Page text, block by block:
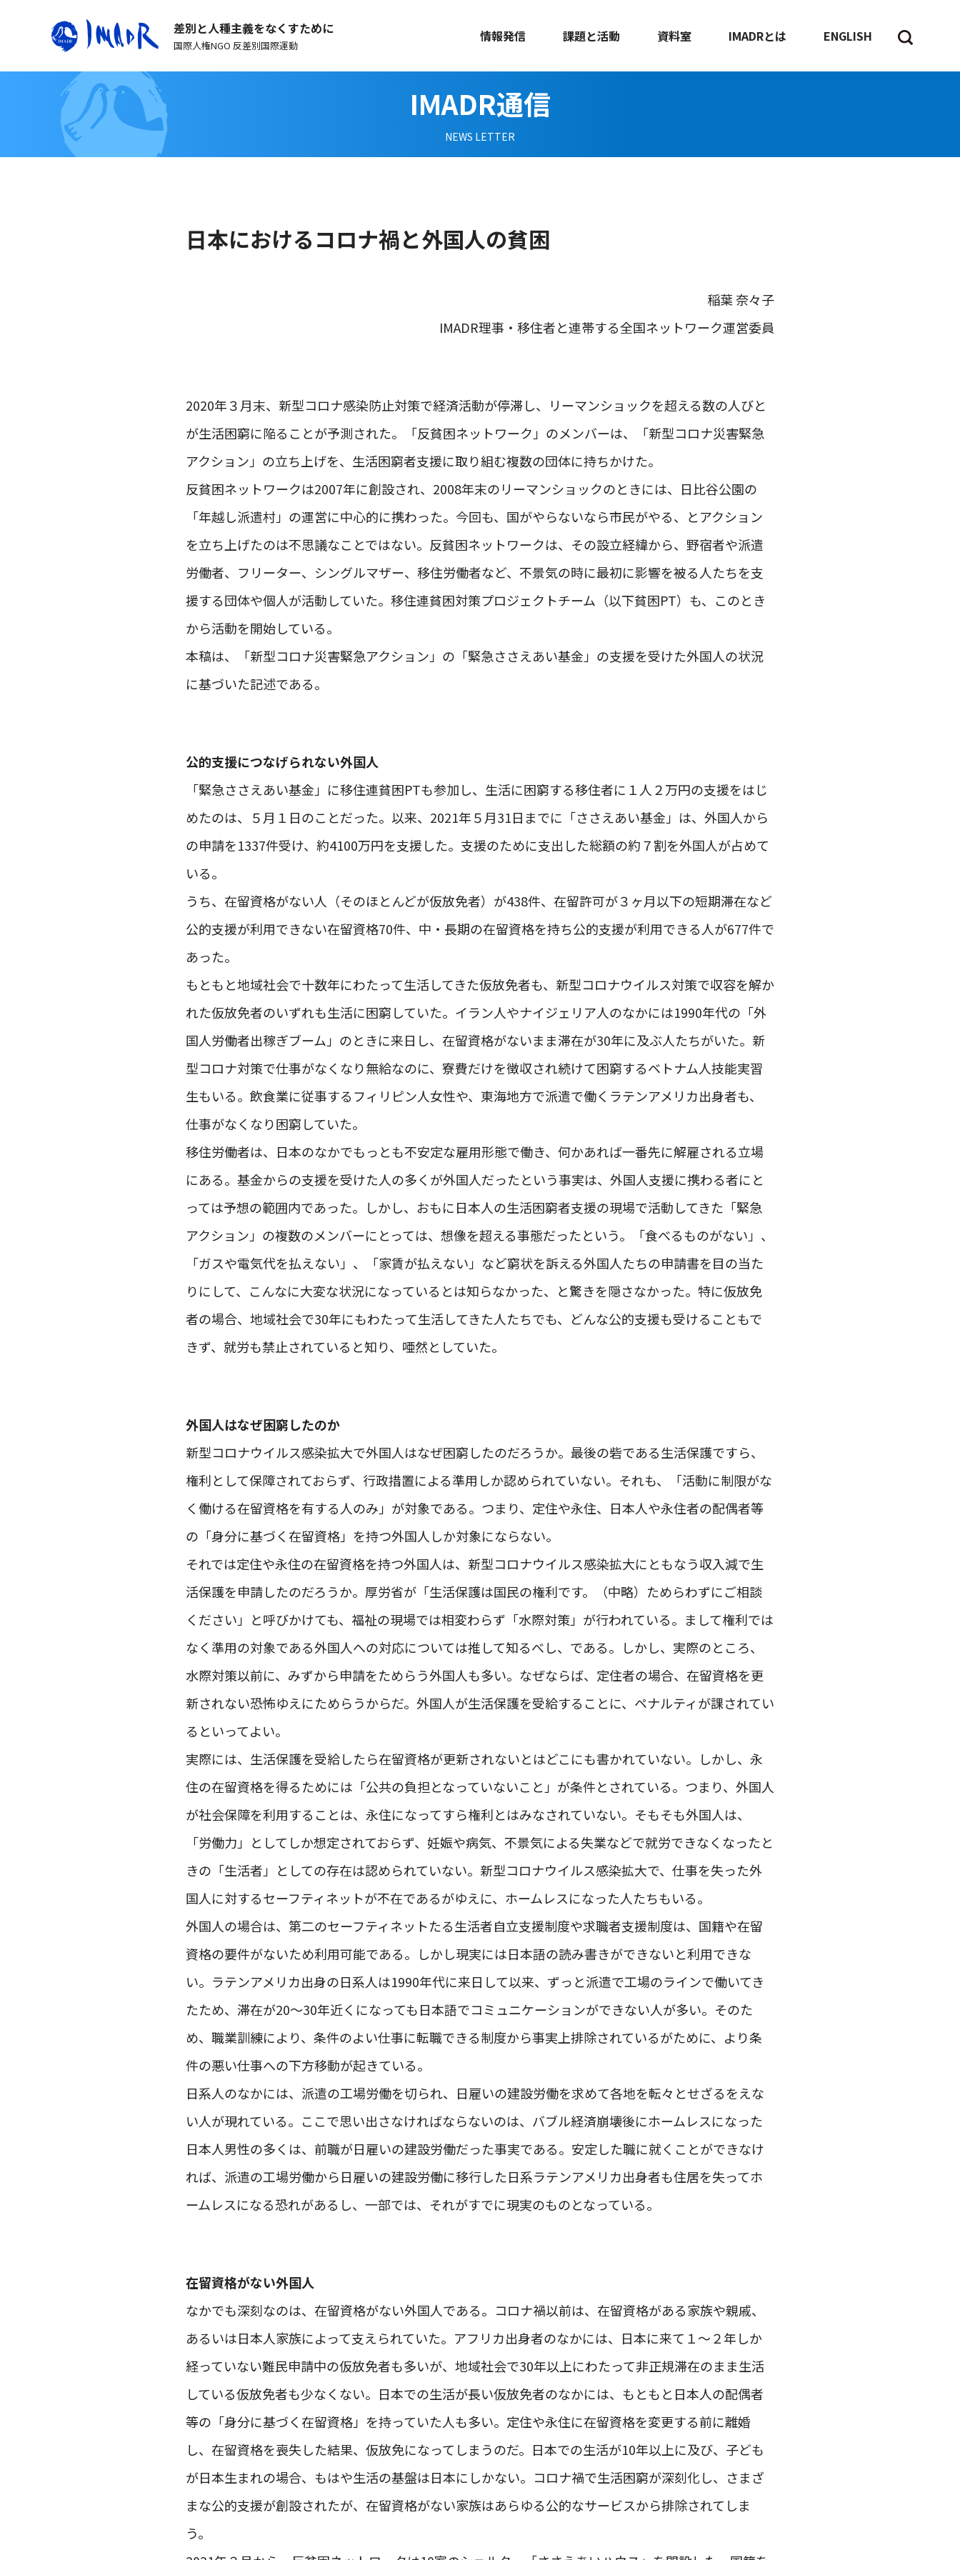
差別と人種主義をなくすために
国際人権NGO 反差別国際運動
情報発信 課題と活動 資料室 IMADRとは ENGLISH
IMADR通信
NEWS LETTER
日本におけるコロナ禍と外国人の貧困
稲葉 奈々子
IMADR理事・移住者と連帯する全国ネットワーク運営委員
2020年３月末、新型コロナ感染防止対策で経済活動が停滞し、リーマンショックを超える数の人びと
が生活困窮に陥ることが予測された。「反貧困ネットワーク」のメンバーは、「新型コロナ災害緊急
アクション」の立ち上げを、生活困窮者支援に取り組む複数の団体に持ちかけた。
反貧困ネットワークは2007年に創設され、2008年末のリーマンショックのときには、日比谷公園の
「年越し派遣村」の運営に中心的に携わった。今回も、国がやらないなら市民がやる、とアクション
を立ち上げたのは不思議なことではない。反貧困ネットワークは、その設立経緯から、野宿者や派遣
労働者、フリーター、シングルマザー、移住労働者など、不景気の時に最初に影響を被る人たちを支
援する団体や個人が活動していた。移住連貧困対策プロジェクトチーム（以下貧困PT）も、このとき
から活動を開始している。
本稿は、「新型コロナ災害緊急アクション」の「緊急ささえあい基金」の支援を受けた外国人の状況
に基づいた記述である。
公的支援につなげられない外国人
「緊急ささえあい基金」に移住連貧困PTも参加し、生活に困窮する移住者に１人２万円の支援をはじ
めたのは、５月１日のことだった。以来、2021年５月31日までに「ささえあい基金」は、外国人から
の申請を1337件受け、約4100万円を支援した。支援のために支出した総額の約７割を外国人が占めて
いる。
うち、在留資格がない人（そのほとんどが仮放免者）が438件、在留許可が３ヶ月以下の短期滞在など
公的支援が利用できない在留資格70件、中・長期の在留資格を持ち公的支援が利用できる人が677件で
あった。
もともと地域社会で十数年にわたって生活してきた仮放免者も、新型コロナウイルス対策で収容を解か
れた仮放免者のいずれも生活に困窮していた。イラン人やナイジェリア人のなかには1990年代の「外
国人労働者出稼ぎブーム」のときに来日し、在留資格がないまま滞在が30年に及ぶ人たちがいた。新
型コロナ対策で仕事がなくなり無給なのに、寮費だけを徴収され続けて困窮するベトナム人技能実習
生もいる。飲食業に従事するフィリピン人女性や、東海地方で派遣で働くラテンアメリカ出身者も、
仕事がなくなり困窮していた。
移住労働者は、日本のなかでもっとも不安定な雇用形態で働き、何かあれば一番先に解雇される立場
にある。基金からの支援を受けた人の多くが外国人だったという事実は、外国人支援に携わる者にと
っては予想の範囲内であった。しかし、おもに日本人の生活困窮者支援の現場で活動してきた「緊急
アクション」の複数のメンバーにとっては、想像を超える事態だったという。「食べるものがない」、
「ガスや電気代を払えない」、「家賃が払えない」など窮状を訴える外国人たちの申請書を目の当た
りにして、こんなに大変な状況になっているとは知らなかった、と驚きを隠さなかった。特に仮放免
者の場合、地域社会で30年にもわたって生活してきた人たちでも、どんな公的支援も受けることもで
きず、就労も禁止されていると知り、唖然としていた。
外国人はなぜ困窮したのか
新型コロナウイルス感染拡大で外国人はなぜ困窮したのだろうか。最後の砦である生活保護ですら、
権利として保障されておらず、行政措置による準用しか認められていない。それも、「活動に制限がな
く働ける在留資格を有する人のみ」が対象である。つまり、定住や永住、日本人や永住者の配偶者等
の「身分に基づく在留資格」を持つ外国人しか対象にならない。
それでは定住や永住の在留資格を持つ外国人は、新型コロナウイルス感染拡大にともなう収入減で生
活保護を申請したのだろうか。厚労省が「生活保護は国民の権利です。（中略）ためらわずにご相談
ください」と呼びかけても、福祉の現場では相変わらず「水際対策」が行われている。まして権利では
なく準用の対象である外国人への対応については推して知るべし、である。しかし、実際のところ、
水際対策以前に、みずから申請をためらう外国人も多い。なぜならば、定住者の場合、在留資格を更
新されない恐怖ゆえにためらうからだ。外国人が生活保護を受給することに、ペナルティが課されてい
るといってよい。
実際には、生活保護を受給したら在留資格が更新されないとはどこにも書かれていない。しかし、永
住の在留資格を得るためには「公共の負担となっていないこと」が条件とされている。つまり、外国人
が社会保障を利用することは、永住になってすら権利とはみなされていない。そもそも外国人は、
「労働力」としてしか想定されておらず、妊娠や病気、不景気による失業などで就労できなくなったと
きの「生活者」としての存在は認められていない。新型コロナウイルス感染拡大で、仕事を失った外
国人に対するセーフティネットが不在であるがゆえに、ホームレスになった人たちもいる。
外国人の場合は、第二のセーフティネットたる生活者自立支援制度や求職者支援制度は、国籍や在留
資格の要件がないため利用可能である。しかし現実には日本語の読み書きができないと利用できな
い。ラテンアメリカ出身の日系人は1990年代に来日して以来、ずっと派遣で工場のラインで働いてき
たため、滞在が20～30年近くになっても日本語でコミュニケーションができない人が多い。そのた
め、職業訓練により、条件のよい仕事に転職できる制度から事実上排除されているがために、より条
件の悪い仕事への下方移動が起きている。
日系人のなかには、派遣の工場労働を切られ、日雇いの建設労働を求めて各地を転々とせざるをえな
い人が現れている。ここで思い出さなければならないのは、バブル経済崩壊後にホームレスになった
日本人男性の多くは、前職が日雇いの建設労働だった事実である。安定した職に就くことができなけ
れば、派遣の工場労働から日雇いの建設労働に移行した日系ラテンアメリカ出身者も住居を失ってホ
ームレスになる恐れがあるし、一部では、それがすでに現実のものとなっている。
在留資格がない外国人
なかでも深刻なのは、在留資格がない外国人である。コロナ禍以前は、在留資格がある家族や親戚、
あるいは日本人家族によって支えられていた。アフリカ出身者のなかには、日本に来て１～２年しか
経っていない難民申請中の仮放免者も多いが、地域社会で30年以上にわたって非正規滞在のまま生活
している仮放免者も少なくない。日本での生活が長い仮放免者のなかには、もともと日本人の配偶者
等の「身分に基づく在留資格」を持っていた人も多い。定住や永住に在留資格を変更する前に離婚
し、在留資格を喪失した結果、仮放免になってしまうのだ。日本での生活が10年以上に及び、子ども
が日本生まれの場合、もはや生活の基盤は日本にしかない。コロナ禍で生活困窮が深刻化し、さまざ
まな公的支援が創設されたが、在留資格がない家族はあらゆる公的なサービスから排除されてしま
う。